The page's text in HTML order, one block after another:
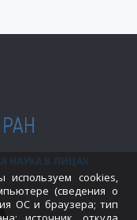
НАУКА В ЛИЦАХ
используем cookies,
(сведения о
ОС и браузера; тип